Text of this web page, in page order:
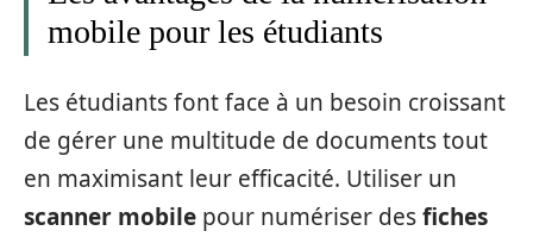
mobile pour les étudiants
Les étudiants font face à un besoin croissant
de gérer une multitude de documents tout
en maximisant leur efficacité. Utiliser un
scanner mobile pour numériser desfiches